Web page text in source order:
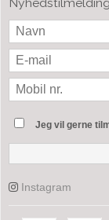
Jeg vil gerne
Instagram